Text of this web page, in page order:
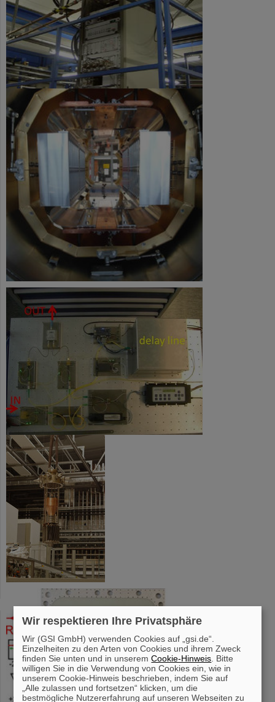
Wir respektieren Ihre Privatsphäre
Wir (GSI GmbH) verwenden Cookies auf „gsi.de“.
Einzelheiten zu den Arten von Cookies und ihrem Zweck
finden Sie unten und in unseremCookie-Hinweis . Bitte
willigen Sie in die Verwendung von Cookies ein, wie in
unserem Cookie-Hinweis beschrieben, indem Sie auf
„Alle zulassen und fortsetzen“ klicken, um die
bestmögliche Nutzererfahrung auf unseren Webseiten zu